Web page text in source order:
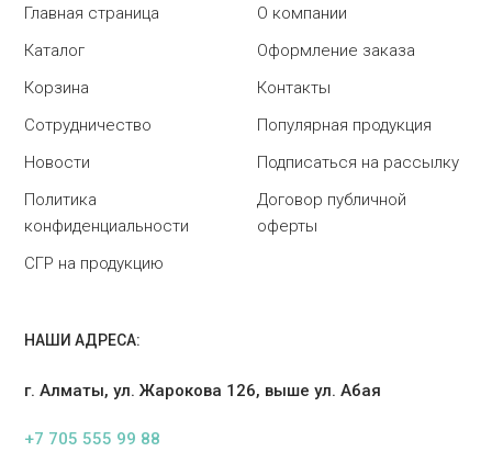
Главная страница
О компании
Каталог
Оформление заказа
Корзина
Контакты
Сотрудничество
Популярная продукция
Новости
Подписаться на рассылку
Политика
конфиденциальности
Договор публичной
оферты
СГР на продукцию
НАШИ АДРЕСА:
г. Алматы, ул. Жарокова 126, выше ул. Абая
+7 705 555 99 88